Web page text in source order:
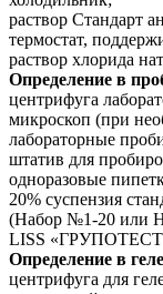
раствор
термостат,
раствор хлорида
Определение в
центрифуга
микроскоп (при
лабораторные
штатив для
одноразовые
20% суспензия
(Набор №1-20 или
LISS
Определение в
центрифуга для